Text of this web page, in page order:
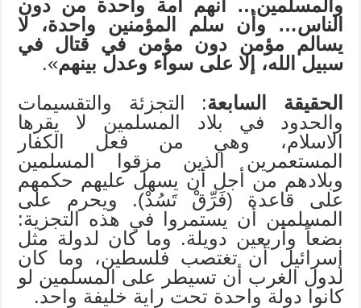
والمسلمين… أنهم أمة واحدة من دون
الناس… وأن سلم المؤمنين واحدة، لا
يسالم مؤمن دون مؤمن في قتال في
سبيل الله، إلا على سواء وعدل بينهم».
الحقيقة السابعة: التجزئة والتقسيمات
والحدود في بلاد المسلمين لا يقرها
الاسلام، وهي من فعل الكفار
المستعمرين الذين مزقوا المسلمين
وبلادهم من أجل أن يسهل عليهم حكمهم
على قاعدة (فَرِّقْ تَسُدْ). ويحرم على
المسلمين أن يستمروا في هذه التجزية:
بضعاً وأربعين دويلة. وما كان لدولة مثل
إسرائيل أن تغتصب فلسطين، وما كان
لدول الغرب أن تسيطر على المسلمين لو
كانوا دولة واحدة تحت راية خليفة واحد.